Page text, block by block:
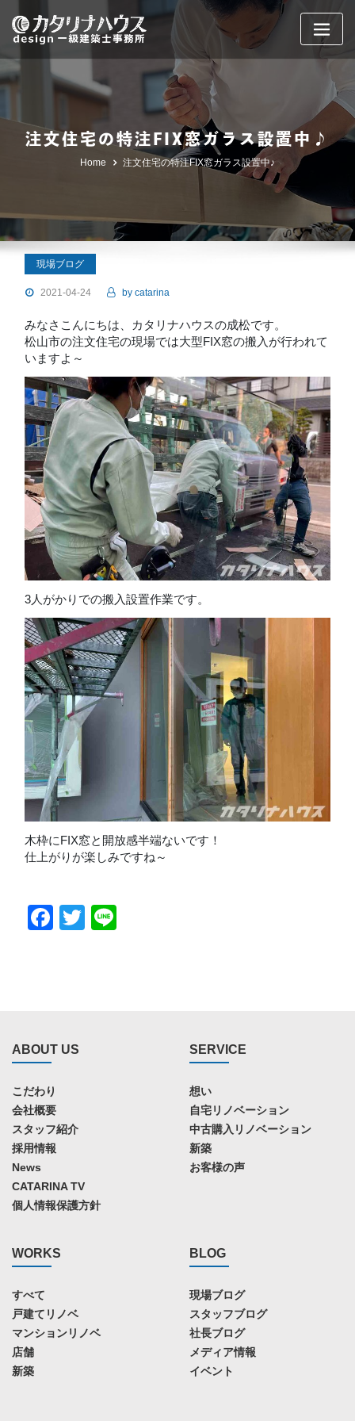
content
注文住宅の特注FIX窓ガラス設置中♪
Home 注文住宅の特注FIX窓ガラス設置中♪
現場ブログ
2021-04-24 by catarina
みなさこんにちは、カタリナハウスの成松です。
松山市の注文住宅の現場では大型FIX窓の搬入が行われて
いますよ～
3人がかりでの搬入設置作業です。
木枠にFIX窓と開放感半端ないです！
仕上がりが楽しみですね～
Facebook
Twitter
ABOUT US
こだわり
会社概要
スタッフ紹介
採用情報
News
CATARINA TV
個人情報保護方針
SERVICE
想い
自宅リノベーション
中古購入リノベーション
新築
お客様の声
WORKS
すべて
戸建てリノベ
マンションリノベ
店舗
新築
BLOG
現場ブログ
スタッフブログ
社長ブログ
メディア情報
イベント